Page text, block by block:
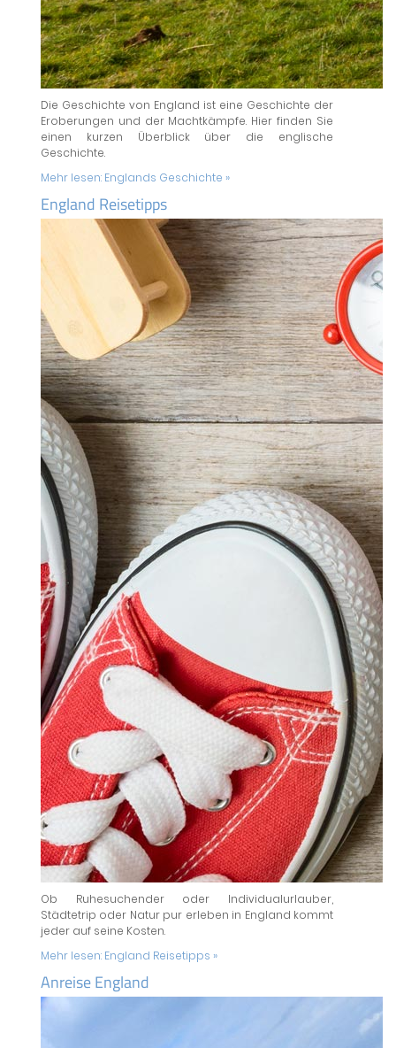
Die Geschichte von England ist eine Geschichte der
Eroberungen und der Machtkämpfe. Hier finden Sie
einen kurzen Überblick über die englische
Geschichte.
Mehr lesen: Englands Geschichte »
England Reisetipps
Ob Ruhesuchender oder Individualurlauber,
Städtetrip oder Natur pur erleben in England kommt
jeder auf seine Kosten.
Mehr lesen: England Reisetipps »
Anreise England